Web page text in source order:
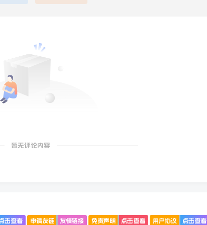
暂无评论内容
击查看 申请友链 友情链接 免责声明 点击查看 用户协议 点击查看